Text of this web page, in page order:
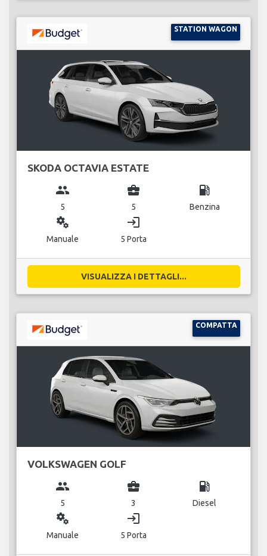
STATION WAGON
SKODA OCTAVIA ESTATE
group
5
business_center
5
local_gas_station
Benzina
miscellaneous_services
Manuale
login
5 Porta
VISUALIZZA I DETTAGLI...
COMPATTA
VOLKSWAGEN GOLF
group
5
business_center
3
local_gas_station
Diesel
miscellaneous_services
Manuale
login
5 Porta